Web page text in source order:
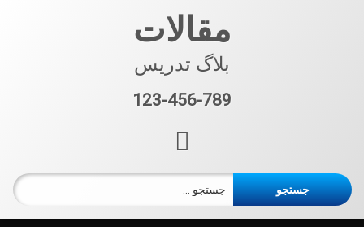
مقالات
بلاگ تدریس
123-456-789